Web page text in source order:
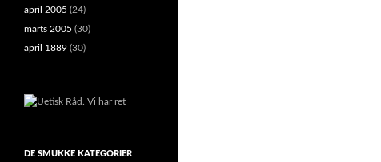
april 2005 (24)
marts 2005 (30)
april 1889 (30)
DE SMUKKE KATEGORIER